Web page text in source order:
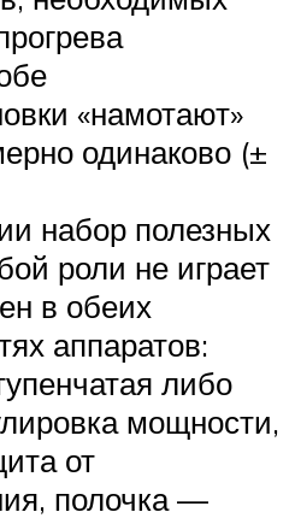
«намотают»
одинаково (±
набор полезных
роли не играет
в обеих
аппаратов:
либо
мощности,
от
полочка —